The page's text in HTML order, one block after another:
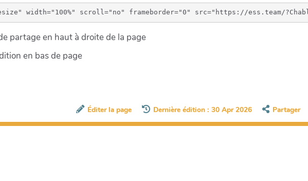
partage en haut à droite de la page
en bas de page
Éditer la page Dernière édition : 30 Apr 2026 Partager